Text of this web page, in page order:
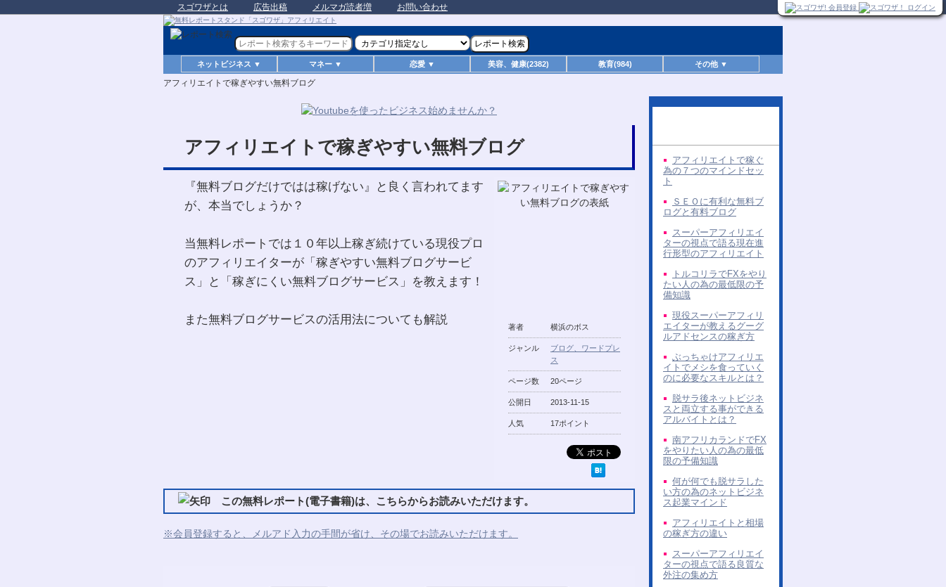
スゴワザとは 広告出稿 メルマガ読者増 お問い合わせ
ネットビジネス ▼ マネー ▼ 恋愛 ▼ 美容、健康(2382) 教育(984) その他 ▼
アフィリエイトで稼ぎやすい無料ブログ
アフィリエイトで稼ぎやすい無料ブログ
著者 横浜のボス
ジャンル
ブログ、ワードプレ
ス
ページ数 20ページ
公開日 2013-11-15
人気 17ポイント
『無料ブログだけではは稼げない』と良く言われてます
が、本当でしょうか？
当無料レポートでは１０年以上稼ぎ続けている現役プロ
のアフィリエイターが「稼ぎやすい無料ブログサービ
ス」と「稼ぎにくい無料ブログサービス」を教えます！
また無料ブログサービスの活用法についても解説
この無料レポート(電子書籍)は、こちらからお読みいただけます。
※会員登録すると、メルアド入力の手間が省け、その場でお読みいただけます。
アフィリエイトで稼ぐ
為の７つのマインドセッ
ト
ＳＥＯに有利な無料ブ
ログと有料ブログ
スーパーアフィリエイ
ターの視点で語る現在進
行形型のアフィリエイト
トルコリラでFXをやり
たい人の為の最低限の予
備知識
現役スーパーアフィリ
エイターが教えるグーグ
ルアドセンスの稼ぎ方
ぶっちゃけアフィリエ
イトでメシを食っていく
のに必要なスキルとは？
脱サラ後ネットビジネ
スと両立する事ができる
アルバイトとは？
南アフリカランドでFX
をやりたい人の為の最低
限の予備知識
何が何でも脱サラした
い方の為のネットビジネ
ス起業マインド
アフィリエイトと相場
の稼ぎ方の違い
スーパーアフィリエイ
ターの視点で語る良質な
外注の集め方